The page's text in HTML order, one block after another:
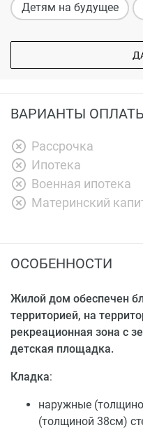
Детям на будущее
ВАРИАНТЫ
Рассрочка
Ипотека
Военная ипотека
Материнский
ОСОБЕННОСТИ
Жилой дом обеспечен
территорией, на
рекреационная зона с
детская площадка.
Кладка:
наружные
(толщиной 38см)